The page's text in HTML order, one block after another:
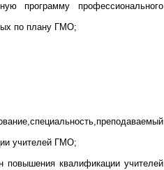
программу профессионального
по плану ГМО;
учителей ГМО;
квалификации учителей